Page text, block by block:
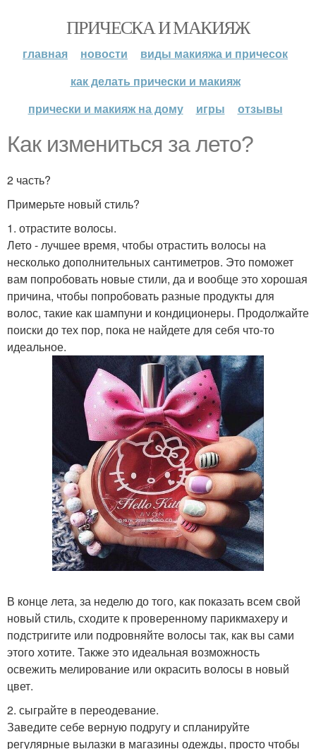
ПРИЧЕСКА И МАКИЯЖ
главная новости
виды макияжа и причесок
как делать прически и макияж
прически и макияж на дому
игры отзывы
Как измениться за лето?
2 часть?
Примерьте новый стиль?
1. отрастите волосы.
Лето - лучшее время, чтобы отрастить волосы на
несколько дополнительных сантиметров. Это поможет
вам попробовать новые стили, да и вообще это хорошая
причина, чтобы попробовать разные продукты для
волос, такие как шампуни и кондиционеры. Продолжайте
поиски до тех пор, пока не найдете для себя что-то
идеальное.
В конце лета, за неделю до того, как показать всем свой
новый стиль, сходите к проверенному парикмахеру и
подстригите или подровняйте волосы так, как вы сами
этого хотите. Также это идеальная возможность
освежить мелирование или окрасить волосы в новый
цвет.
2. сыграйте в переодевание.
Заведите себе верную подругу и спланируйте
регулярные вылазки в магазины одежды, просто чтобы